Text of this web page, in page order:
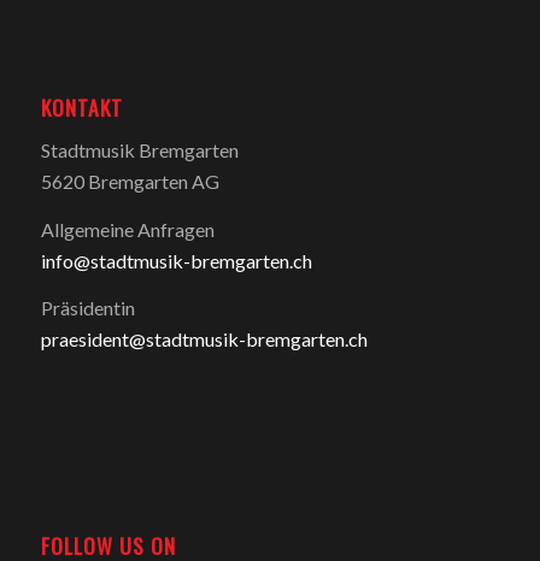
KONTAKT
Stadtmusik Bremgarten
5620 Bremgarten AG
Allgemeine Anfragen
info@stadtmusik-bremgarten.ch
Präsidentin
praesident@stadtmusik-bremgarten.ch
FOLLOW US ON